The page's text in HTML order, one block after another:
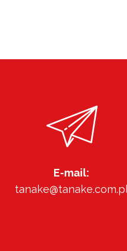
E-mail: